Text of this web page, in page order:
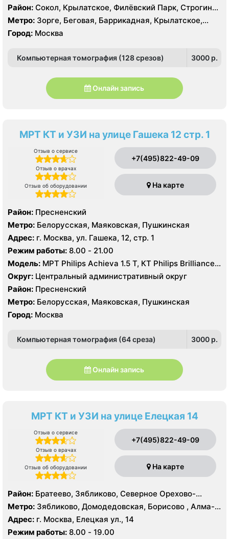
Siemens Acuson SC2000
Район: Сокол, Крылатское, Филёвский Парк, Строгино,
Хорошёво-Мнёвники, Щукино
Метро: Зорге, Беговая, Баррикадная, Крылатское,
Октябрьское поле, Панфиловская, Сокол, Строгино,
Улица 1905 года, Хорошево, Хорошевская, ЦСКА,
Ополчение
Город: Москва
Компьютерная томография (128 срезов) 3000 p.
Онлайн запись
МРТ КТ и УЗИ на улице Гашека 12 стр. 1
Отзыв о сервисе
Отзыв о врачах
Отзыв об оборудовании
+7(495)822-49-09
На карте
Район: Пресненский
Метро: Белорусская, Маяковская, Пушкинская
Адрес: г. Москва, ул. Гашека, 12, стр. 1
Режим работы: 8.00 - 21.00
Модель: МРТ Philips Achieva 1.5 T, КТ Philips Brilliance
CT 64 среза, УЗИ Philips iE33 X-matrix
Округ: Центральный административный округ
Район: Пресненский
Метро: Белорусская, Маяковская, Пушкинская
Город: Москва
Компьютерная томография (64 среза) 3000 p.
Онлайн запись
МРТ КТ и УЗИ на улице Елецкая 14
Отзыв о сервисе
Отзыв о врачах
Отзыв об оборудовании
+7(495)822-49-09
На карте
Район: Братеево, Зябликово, Северное Орехово-
Борисово, Южное Орехово-Борисово
Метро: Зябликово, Домодедовская, Борисово , Алма-
Атинская, Красногвардейская, Шипиловская
Адрес: г. Москва, Елецкая ул., 14
Режим работы: 8.00 - 19.00